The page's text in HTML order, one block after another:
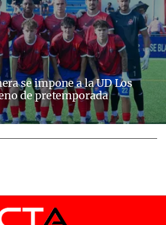
se impone a la UD Los
de pretemporada